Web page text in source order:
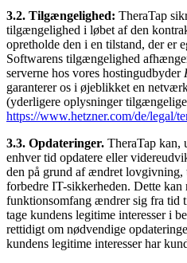
3.2. Tilgængelighed: TheraTap
tilgængelighed i løbet af den
opretholde den i en tilstand, der er
Softwarens tilgængelighed
serverne hos vores hostingudbyder
garanterer os i øjeblikket en
(yderligere oplysninger
https://www.hetzner.com/de/legal/
3.3. Opdateringer. TheraTap kan,
enhver tid opdatere eller
den på grund af ændret
forbedre IT-sikkerheden. Dette kan
funktionsomfang ændrer sig fra tid
tage kundens legitime interesser i
rettidigt om nødvendige
kundens legitime interesser har